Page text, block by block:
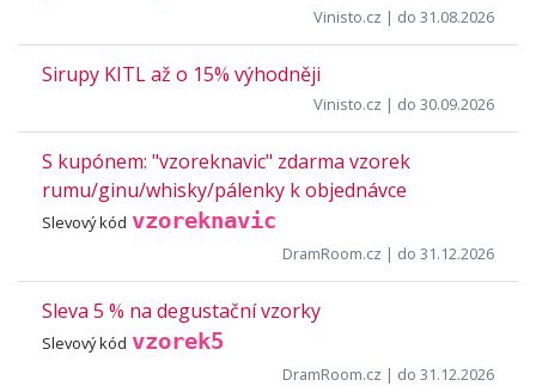
Vinisto.cz | do 31.08.2026
Sirupy KITL až o 15% výhodněji
Vinisto.cz | do 30.09.2026
S kupónem: "vzoreknavic" zdarma vzorek
rumu/ginu/whisky/pálenky k objednávce
Slevový kód vzoreknavic
DramRoom.cz | do 31.12.2026
Sleva 5 % na degustační vzorky
Slevový kód vzorek5
DramRoom.cz | do 31.12.2026